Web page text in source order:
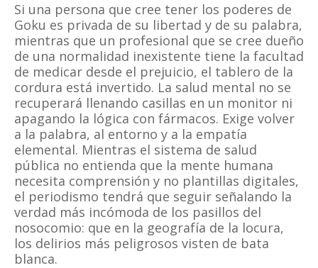
Si una persona que cree tener los poderes de
Goku es privada de su libertad y de su palabra,
mientras que un profesional que se cree dueño
de una normalidad inexistente tiene la facultad
de medicar desde el prejuicio, el tablero de la
cordura está invertido. La salud mental no se
recuperará llenando casillas en un monitor ni
apagando la lógica con fármacos. Exige volver
a la palabra, al entorno y a la empatía
elemental. Mientras el sistema de salud
pública no entienda que la mente humana
necesita comprensión y no plantillas digitales,
el periodismo tendrá que seguir señalando la
verdad más incómoda de los pasillos del
nosocomio: que en la geografía de la locura,
los delirios más peligrosos visten de bata
blanca.